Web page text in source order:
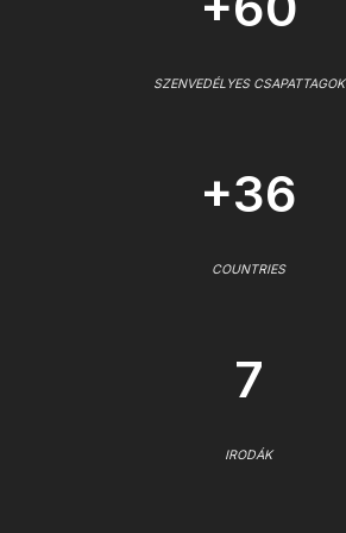
SZENVEDÉLYES CSAPATTAGOK
+36
COUNTRIES
7
IRODÁK